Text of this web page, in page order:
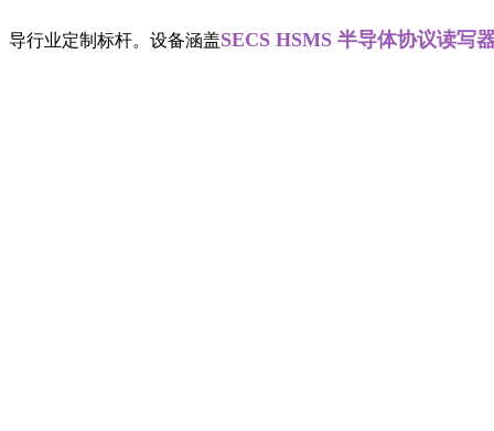
制标杆。设备涵盖SECS HSMS 半导体协议读写器、螺丝